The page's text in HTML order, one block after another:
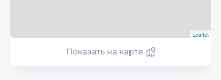
Leaflet
Показать на карте